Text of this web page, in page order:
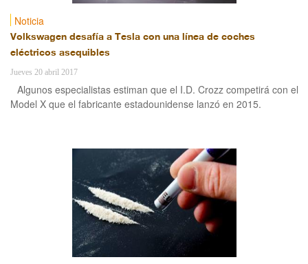
Noticia
Volkswagen desafía a Tesla con una línea de coches
eléctricos asequibles
Jueves 20 abril 2017
Algunos especialistas estiman que el I.D. Crozz competirá con el
Model X que el fabricante estadounidense lanzó en 2015.